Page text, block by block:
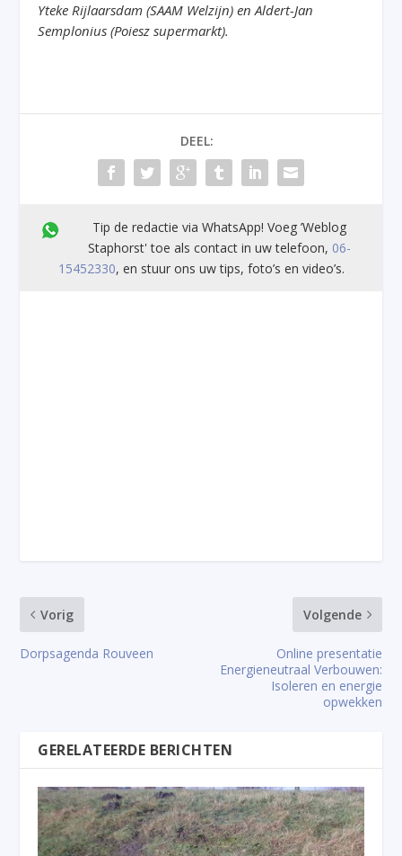
Yteke Rijlaarsdam (SAAM Welzijn) en Aldert-Jan
Semplonius (Poiesz supermarkt).
DEEL:
Tip de redactie via WhatsApp! Voeg ’Weblog
Staphorst' toe als contact in uw telefoon, 06-
15452330, en stuur ons uw tips, foto’s en video’s.
Vorig
Dorpsagenda Rouveen
Volgende
Online presentatie
Energieneutraal Verbouwen:
Isoleren en energie
opwekken
GERELATEERDE BERICHTEN